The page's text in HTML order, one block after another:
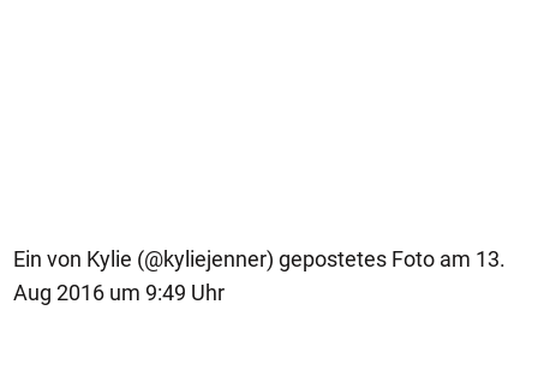
Ein von Kylie (@kyliejenner) gepostetes Foto am 13.
Aug 2016 um 9:49 Uhr